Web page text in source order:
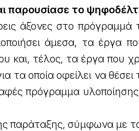
το
άξονες στο πρόγραμμά
άμεσα, τα έργα
και, τέλος, τα έργα που
τα οποία οφείλει να θέσει
πρόγραμμα
παράταξης, σύμφωνα με